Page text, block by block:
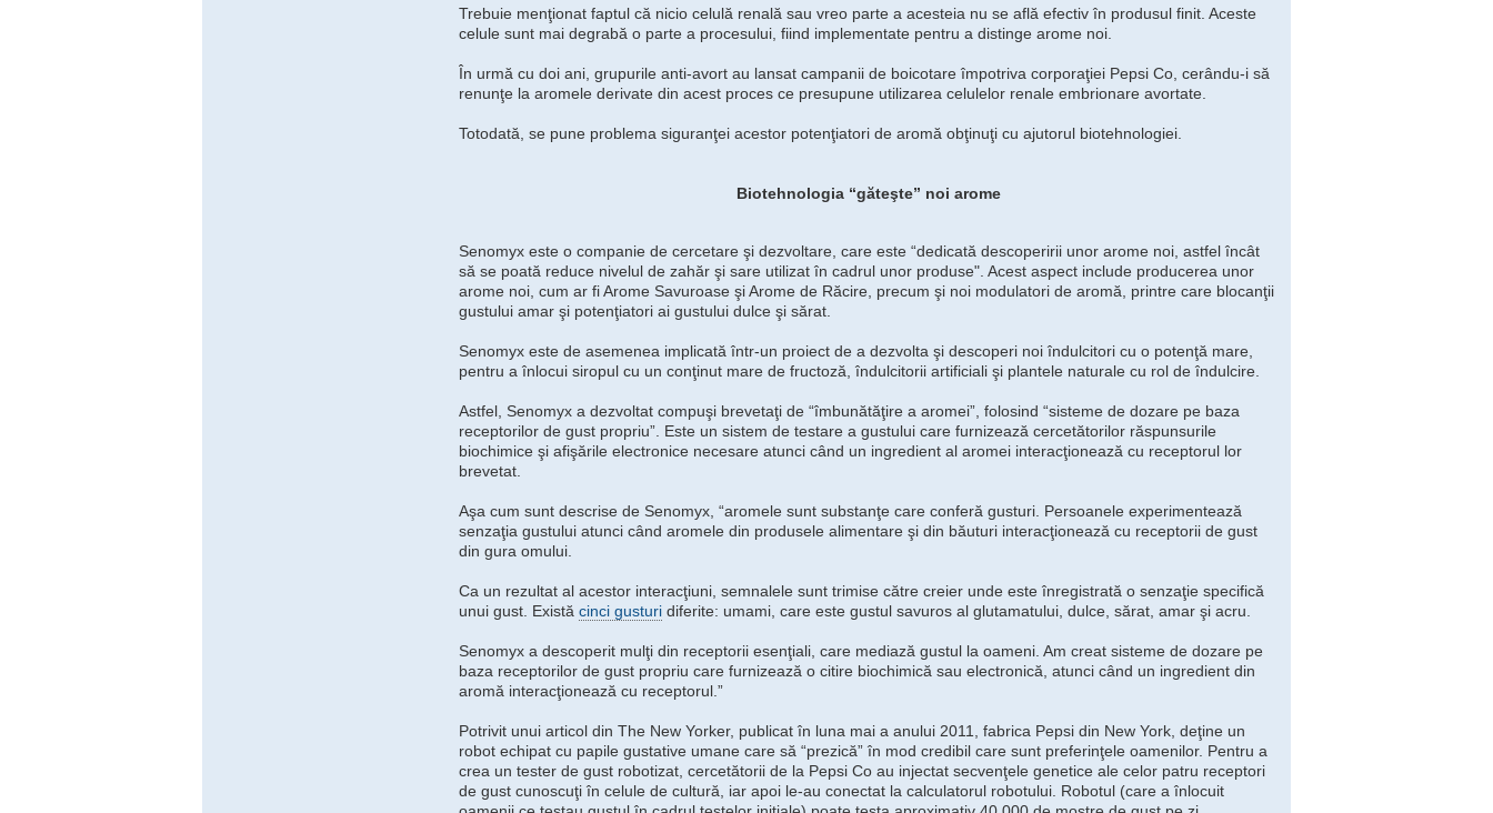
Trebuie menţionat faptul că nicio celulă renală sau vreo parte a acesteia nu se află efectiv în produsul finit. Aceste
celule sunt mai degrabă o parte a procesului, fiind implementate pentru a distinge arome noi.
În urmă cu doi ani, grupurile anti-avort au lansat campanii de boicotare împotriva corporaţiei Pepsi Co, cerându-i să
renunţe la aromele derivate din acest proces ce presupune utilizarea celulelor renale embrionare avortate.
Totodată, se pune problema siguranţei acestor potenţiatori de aromă obţinuţi cu ajutorul biotehnologiei.
Biotehnologia “găteşte” noi arome
Senomyx este o companie de cercetare şi dezvoltare, care este “dedicată descoperirii unor arome noi, astfel încât
să se poată reduce nivelul de zahăr şi sare utilizat în cadrul unor produse". Acest aspect include producerea unor
arome noi, cum ar fi Arome Savuroase şi Arome de Răcire, precum şi noi modulatori de aromă, printre care blocanţii
gustului amar şi potenţiatori ai gustului dulce şi sărat.
Senomyx este de asemenea implicată într-un proiect de a dezvolta şi descoperi noi îndulcitori cu o potenţă mare,
pentru a înlocui siropul cu un conţinut mare de fructoză, îndulcitorii artificiali şi plantele naturale cu rol de îndulcire.
Astfel, Senomyx a dezvoltat compuşi brevetaţi de “îmbunătăţire a aromei”, folosind “sisteme de dozare pe baza
receptorilor de gust propriu”. Este un sistem de testare a gustului care furnizează cercetătorilor răspunsurile
biochimice şi afişările electronice necesare atunci când un ingredient al aromei interacţionează cu receptorul lor
brevetat.
Aşa cum sunt descrise de Senomyx, “aromele sunt substanţe care conferă gusturi. Persoanele experimentează
senzaţia gustului atunci când aromele din produsele alimentare şi din băuturi interacţionează cu receptorii de gust
din gura omului.
Ca un rezultat al acestor interacţiuni, semnalele sunt trimise către creier unde este înregistrată o senzaţie specifică
unui gust. Există cinci gusturidiferite: umami, care este gustul savuros al glutamatului, dulce, sărat, amar şi acru.
Senomyx a descoperit mulţi din receptorii esenţiali, care mediază gustul la oameni. Am creat sisteme de dozare pe
baza receptorilor de gust propriu care furnizează o citire biochimică sau electronică, atunci când un ingredient din
aromă interacţionează cu receptorul.”
Potrivit unui articol din The New Yorker, publicat în luna mai a anului 2011, fabrica Pepsi din New York, deţine un
robot echipat cu papile gustative umane care să “prezică” în mod credibil care sunt preferinţele oamenilor. Pentru a
crea un tester de gust robotizat, cercetătorii de la Pepsi Co au injectat secvenţele genetice ale celor patru receptori
de gust cunoscuţi în celule de cultură, iar apoi le-au conectat la calculatorul robotului. Robotul (care a înlocuit